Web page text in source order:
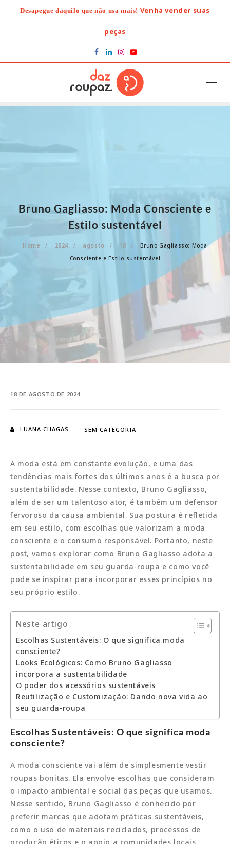
Desapegue daquilo que não usa mais! Venha vender suas
peças
Bruno Gagliasso: Moda Consciente e
Estilo sustentável
Home 2024 agosto 18
Bruno Gagliasso: Moda
Consciente e Estilo sustentável
18 DE AGOSTO DE 2024
LUANA CHAGAS SEM CATEGORIA
A moda está em constante evolução, e uma das
tendências mais fortes dos últimos anos é a busca por
sustentabilidade. Nesse contexto, Bruno Gagliasso,
além de ser um talentoso ator, é também um defensor
fervoroso da causa ambiental. Sua postura é refletida
em seu estilo, com escolhas que valorizam a moda
consciente e o consumo responsável. Portanto, neste
post, vamos explorar como Bruno Gagliasso adota a
sustentabilidade em seu guarda-roupa e como você
pode se inspirar para incorporar esses princípios no
seu próprio estilo.
Neste artigo
Escolhas Sustentáveis: O que significa moda
consciente?
Looks Ecológicos: Como Bruno Gagliasso
incorpora a sustentabilidade
O poder dos acessórios sustentáveis
Reutilização e Customização: Dando nova vida ao
seu guarda-roupa
Escolhas Sustentáveis: O que significa moda
consciente?
A moda consciente vai além de simplesmente vestir
roupas bonitas. Ela envolve escolhas que consideram
o impacto ambiental e social das peças que usamos.
Nesse sentido, Bruno Gagliasso é conhecido por
preferir marcas que adotam práticas sustentáveis,
como o uso de materiais reciclados, processos de